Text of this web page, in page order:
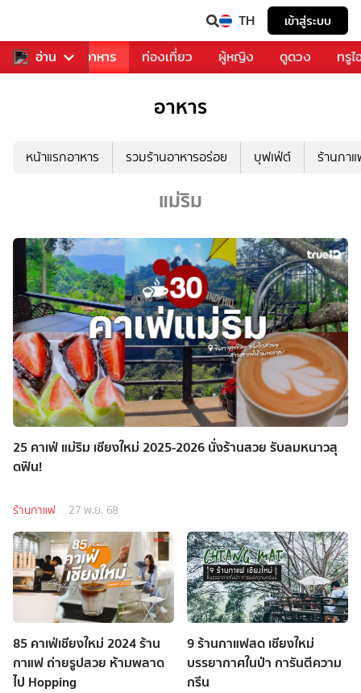
TH เข้าสู่ระบบ
อ่าน
การเพลง อาหาร ท่องเที่ยว ผู้หญิง ดูดวง ทรู
อาหาร
หน้าแรกอาหาร รวมร้านอาหารอร่อย บุฟเฟ่ต์ ร้านกา
แม่ริม
25 คาเฟ่ แม่ริม เชียงใหม่ 2025-2026 นั่งร้านสวย รับลมหนาวสุ
ดฟิน!
ร้านกาแฟ 27 พ.ย. 68
85 คาเฟ่เชียงใหม่ 2024 ร้าน
กาแฟ ถ่ายรูปสวย ห้ามพลาด
ไป Hopping
9 ร้านกาแฟสด เชียงใหม่
บรรยากาศในป่า การันตีความ
กรีน